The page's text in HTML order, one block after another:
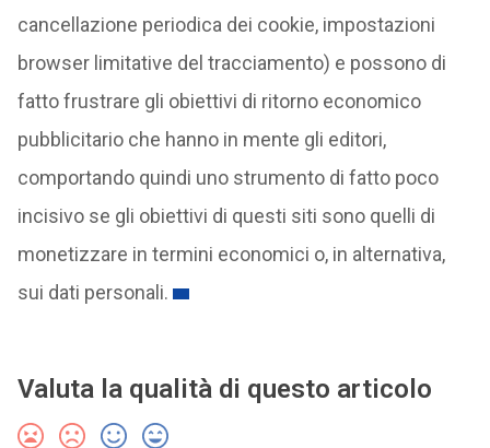
cancellazione periodica dei cookie, impostazioni
browser limitative del tracciamento) e possono di
fatto frustrare gli obiettivi di ritorno economico
pubblicitario che hanno in mente gli editori,
comportando quindi uno strumento di fatto poco
incisivo se gli obiettivi di questi siti sono quelli di
monetizzare in termini economici o, in alternativa,
sui dati personali.
Valuta la qualità di questo articolo